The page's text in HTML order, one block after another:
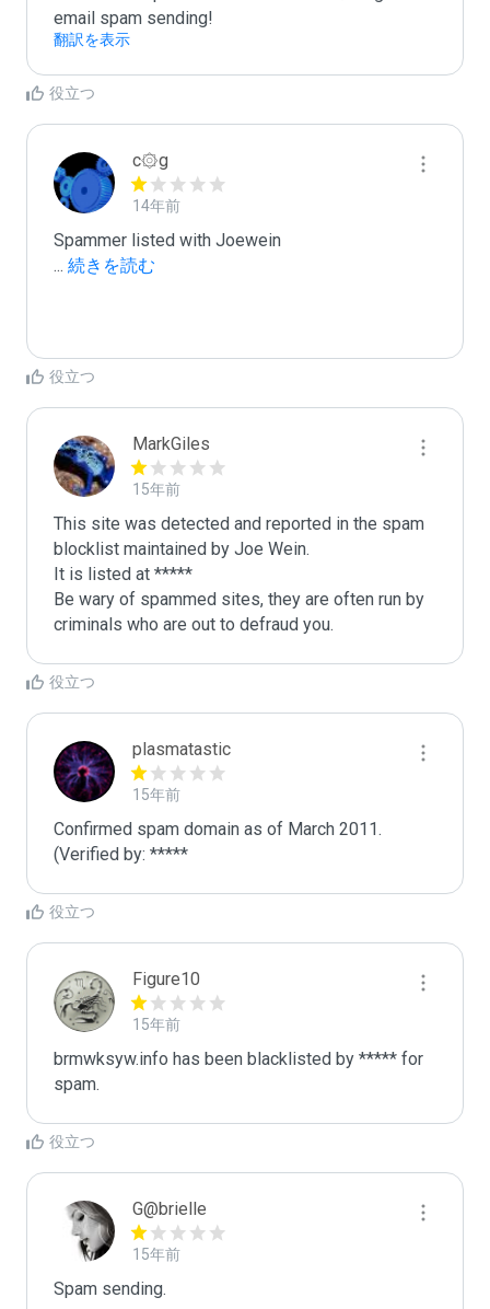
email spam sending!
翻訳を表示
役立つ
c۞g
14年前
... 続きを読む
役立つ
MarkGiles
15年前
This site was detected and reported in the spam
blocklist maintained by Joe Wein.
It is listed at *****
Be wary of spammed sites, they are often run by
criminals who are out to defraud you.
役立つ
plasmatastic
15年前
Confirmed spam domain as of March 2011.
(Verified by: *****
役立つ
Figure10
15年前
brmwksyw.info has been blacklisted by ***** for
spam.
役立つ
G@brielle
15年前
Spam sending.